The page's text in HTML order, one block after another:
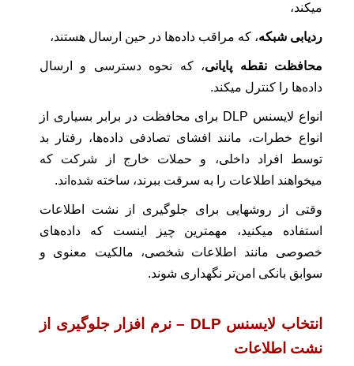
میکند،
ردیابی شبکه، که مراقب داده‌ها در حین ارسال هستند،
محافظت نقطه پایانی، که نحوه دسترسی و ارسال
داده‌ها را کنترل میکند.
انواع لایسنس DLP برای محافظت در برابر بسیاری از
انواع خطرات، مانند افشای تصادفی داده‌ها، رفتار بد
توسط افراد داخلی، و حملات خارج از شرکت که
میخواهند اطلاعات را به سرقت ببرند، ساخته شده‌اند.
وقتی از روشهایی برای جلوگیری از نشت اطلاعات
استفاده میکنید، مهمترین چیز اینست که داده‌های
خصوصی مانند اطلاعات شخصی، مالکیت معنوی و
سوابق بانکی امن‌تر نگهداری شوند.
انتخاب لایسنس DLP – نرم افزار جلوگیری از
نشت اطلاعات